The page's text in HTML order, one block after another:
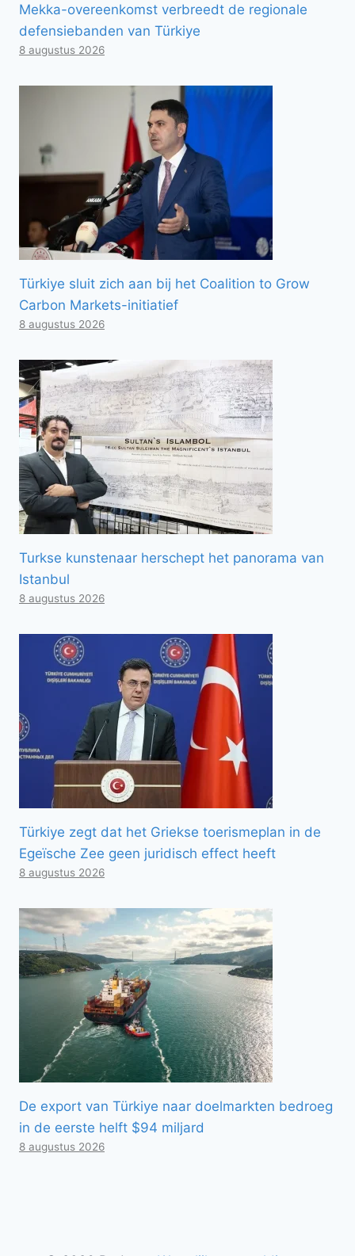
Mekka-overeenkomst verbreedt de regionale
defensiebanden van Türkiye
8 augustus 2026
Türkiye sluit zich aan bij het Coalition to Grow
Carbon Markets-initiatief
8 augustus 2026
Turkse kunstenaar herschept het panorama van
Istanbul
8 augustus 2026
Türkiye zegt dat het Griekse toerismeplan in de
Egeïsche Zee geen juridisch effect heeft
8 augustus 2026
De export van Türkiye naar doelmarkten bedroeg
in de eerste helft $94 miljard
8 augustus 2026